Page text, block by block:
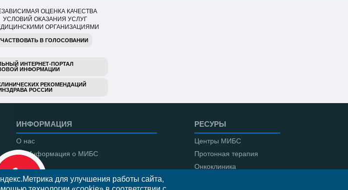
ОЦЕНКА КАЧЕСТВА
УСЛОВИЙ ОКАЗАНИЯ УСЛУГ
ОРГАНИЗАЦИЯМИ
В ГОЛОСОВАНИИ
ИНТЕРНЕТ-ПОРТАЛ
ИНФОРМАЦИИ
РЕКОМЕНДАЦИЙ
РОССИИ
ИНФОРМАЦИЯ
О нас
Информация о МИБС
Региональные центры
РЕСУРЫ
Центры МИБС
Протонная терапия
Онкоклиника
для улучшения работы сайта,